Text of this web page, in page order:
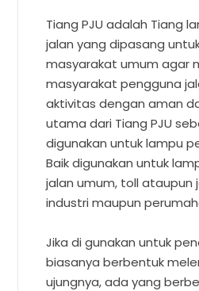
Tiang PJU adalah Tiang
jalan yang dipasang
masyarakat umum agar
masyarakat pengguna
aktivitas dengan aman
utama dari Tiang PJU
digunakan untuk lampu
Baik digunakan untuk
jalan umum, toll ataupun
industri maupun
Jika di gunakan untuk
biasanya berbentuk
ujungnya, ada yang